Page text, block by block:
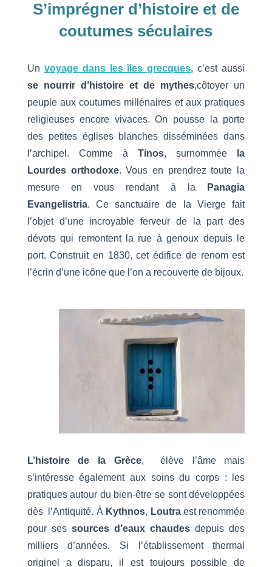
S’imprégner d’histoire et de
coutumes séculaires
Un voyage dans les îles grecques, c’est aussi
se nourrir d’histoire et de mythes,côtoyer un
peuple aux coutumes millénaires et aux pratiques
religieuses encore vivaces. On pousse la porte
des petites églises blanches disséminées dans
l’archipel. Comme àTinos, surnommée
la
Lourdes orthodoxe. Vous en prendrez toute la
mesure en vous rendant à la
Panagia
Evangelistria. Ce sanctuaire de la Vierge fait
l’objet d’une incroyable ferveur de la part des
dévots qui remontent la rue à genoux depuis le
port. Construit en 1830, cet édifice de renom est
l’écrin d’une icône que l’on a recouverte de bijoux.
L’histoire de la Grèce, élève l’âme mais
s’intéresse également aux soins du corps : les
pratiques autour du bien-être se sont développées
dès l’Antiquité. À Kythnos, Loutraest renommée
pour ses sources d’eaux chaudes depuis des
milliers d’années. Si l’établissement thermal
originel a disparu, il est toujours possible de